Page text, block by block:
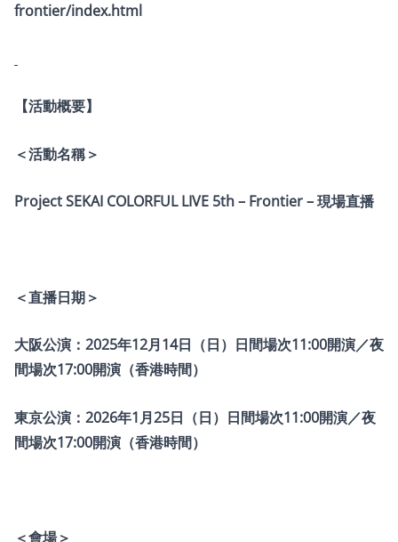
frontier/index.html
【活動概要】
＜活動名稱＞
Project SEKAI COLORFUL LIVE 5th – Frontier – 現場直播
＜直播日期＞
大阪公演：2025年12月14日（日）日間場次11:00開演／夜
間場次17:00開演（香港時間）
東京公演：2026年1月25日（日）日間場次11:00開演／夜
間場次17:00開演（香港時間）
＜會場＞